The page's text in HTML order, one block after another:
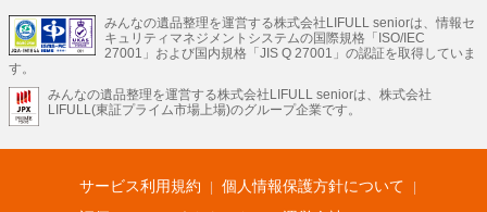
不動産・住宅
引越し 老人ホーム 地方創生 ママの就労支援
不動産クラウドファンディング 遺品整理 老後の暮らし情報
LIFULL HOME'Sのサービス
不動産・住宅
不動産査定 マンション専門売却査定 不動産投資 アドバイザー
不動産アーカイブ
空き家バンク 家賃相場 不動産会社
まちむすび
不動産用語集 住まいのお役立ち情報
LIFULL HOME'S PRESS
アプリ 不動産データ 不動産転職
みんなの遺品整理を運営する株式会社LIFULL seniorは、情報セ
キュリティマネジメントシステムの国際規格「ISO/IEC
27001」および国内規格「JIS Q 27001」の認証を取得していま
す。
みんなの遺品整理を運営する株式会社LIFULL seniorは、株式会社
LIFULL(東証プライム市場上場)のグループ企業です。
サービス利用規約
個人情報保護方針について